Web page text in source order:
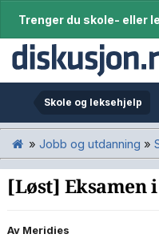
Trenger du skole- eller
Skole og leksehjelp
» Jobb og utdanning »
[Løst] Eksamen
Av Meridies